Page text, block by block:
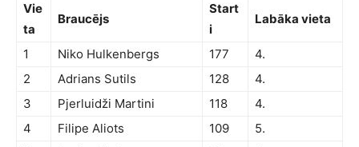
Vie
ta
Braucējs
Start
i
Labāka vieta
1 Niko Hulkenbergs 177
4.
2
Adrians Sutils 128
4.
3
Pjerluidži Martini 118
4.
4
Filipe Aliots 109
5.